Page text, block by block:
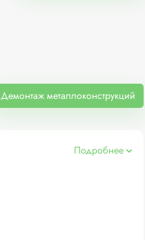
Демонтаж металлоконструкций
Подробнее